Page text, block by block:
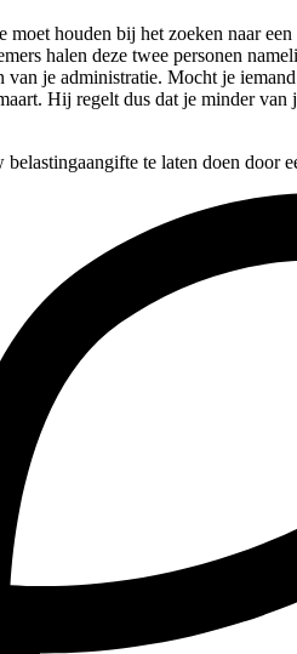
moet houden bij het zoeken naar
halen deze twee personen
je administratie. Mocht je
Hij regelt dus dat je minder
belastingaangifte te laten doen door